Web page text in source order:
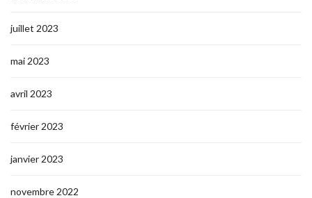
juillet 2023
mai 2023
avril 2023
février 2023
janvier 2023
novembre 2022